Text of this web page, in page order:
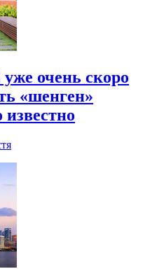
очень скоро
«шенген»